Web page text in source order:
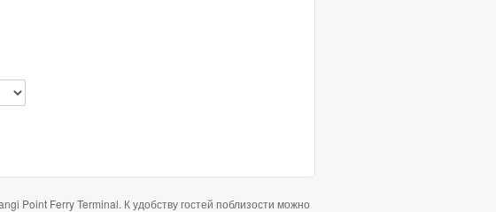
Point Ferry Terminal. К удобству гостей поблизости можно